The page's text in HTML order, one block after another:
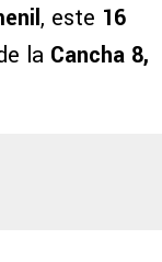
, este 16
la Cancha 8,